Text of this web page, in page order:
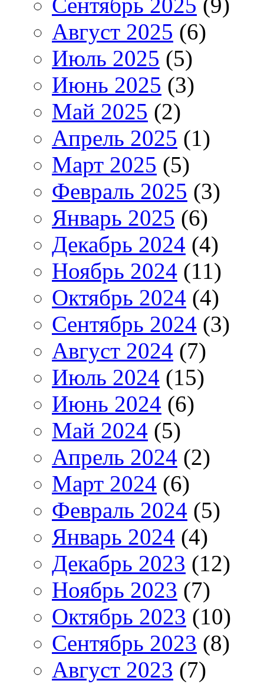
Август 2025 (6)
Июль 2025 (5)
Июнь 2025 (3)
Май 2025 (2)
Апрель 2025 (1)
Март 2025 (5)
Февраль 2025 (3)
Январь 2025 (6)
Декабрь 2024 (4)
Ноябрь 2024 (11)
Октябрь 2024 (4)
Сентябрь 2024 (3)
Август 2024 (7)
Июль 2024 (15)
Июнь 2024 (6)
Май 2024 (5)
Апрель 2024 (2)
Март 2024 (6)
Февраль 2024 (5)
Январь 2024 (4)
Декабрь 2023 (12)
Ноябрь 2023 (7)
Октябрь 2023 (10)
Сентябрь 2023 (8)
Август 2023 (7)